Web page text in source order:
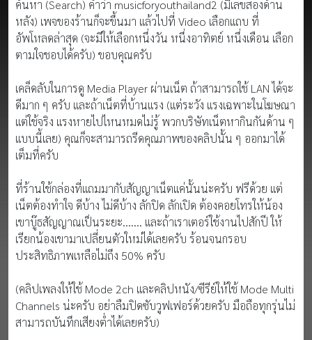
ค้นหา (Search) คำว่า musicforyouthailand2 (มีเลขสองด้าน
หลัง) เพจของร้านก็จะขึ้นมา แล้วไปที่ Video เลือกแถบ ที่
อัพโหลดล่าสุด (จะมีให้เลือกหนึ่งวัน หนึ่งอาทิตย์ หนึ่งเดือน เลือก
ตามใจชอบได้ครับ) ขอบคุณครับ
เคล็ดลับในการดู Media Player ผ่านเน็ต ถ้าสามารถใช้ LAN ได้จะ
ดีมาก ๆ ครับ และถ้าเน็ตที่บ้านแรง (แต่ระวัง แรงเฉพาะในโฆษณา
แต่ใช้จริง แรงหายไปไหนหมดไม่รู้ พวกบริษัทเน็ตหากินกันด้าน ๆ
แบบนี้เลย) คุณก็จะสามารถรีดคุณภาพของคลิปนั้น ๆ ออกมาได้
เต็มที่ครับ
ที่ร้านใช้กล่องที่แถมมากับสัญญาเน็ตแค่นั้นน่ะครับ ฟรีด้วย แต่
เน็ตต้องทำใจ ดีบ้าง ไม่ดีบ้าง ลักปิด ลักเปิด ต้องคอยโทรให้น้อง
เขาบู๊ธสัญญาณเป็นระยะ....... และถ้าเราเตอร์ใช้งานไปสักปี ให้
เรียกน้องเขามาเปลี่ยนตัวใหม่ได้เลยครับ ร้อนจนกรอบ
ประสิทธิภาพเหลือไม่ถึง 50% ครับ
(คลิปเพลงให้ใช้ Mode 2ch และคลิปหนัง/ซีรีย์ให้ใช้ Mode Multi
Channels น่ะครับ อย่าลืมปิดซับวูฟเฟอร์ด้วยครับ มือถือทุกรุ่นไม่
สามารถบันทึกเสียงต่ำได้เลยครับ)